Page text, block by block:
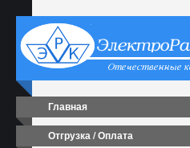
Главная
Отгрузка / Оплата